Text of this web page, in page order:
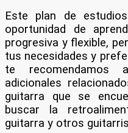
Este plan de
oportunidad de
progresiva y flexible,
tus necesidades y
te recomendamos
adicionales
guitarra que se
buscar la
guitarra y otros